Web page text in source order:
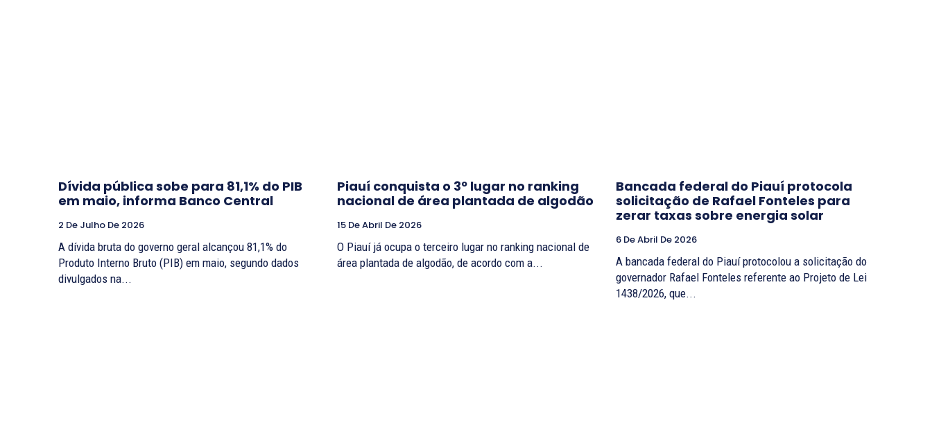
Dívida pública sobe para 81,1% do PIB
em maio, informa Banco Central
2 De Julho De 2026
A dívida bruta do governo geral alcançou 81,1% do
Produto Interno Bruto (PIB) em maio, segundo dados
divulgados na...
Piauí conquista o 3º lugar no ranking
nacional de área plantada de algodão
15 De Abril De 2026
O Piauí já ocupa o terceiro lugar no ranking nacional de
área plantada de algodão, de acordo com a...
Bancada federal do Piauí protocola
solicitação de Rafael Fonteles para
zerar taxas sobre energia solar
6 De Abril De 2026
A bancada federal do Piauí protocolou a solicitação do
governador Rafael Fonteles referente ao Projeto de Lei
1438/2026, que...